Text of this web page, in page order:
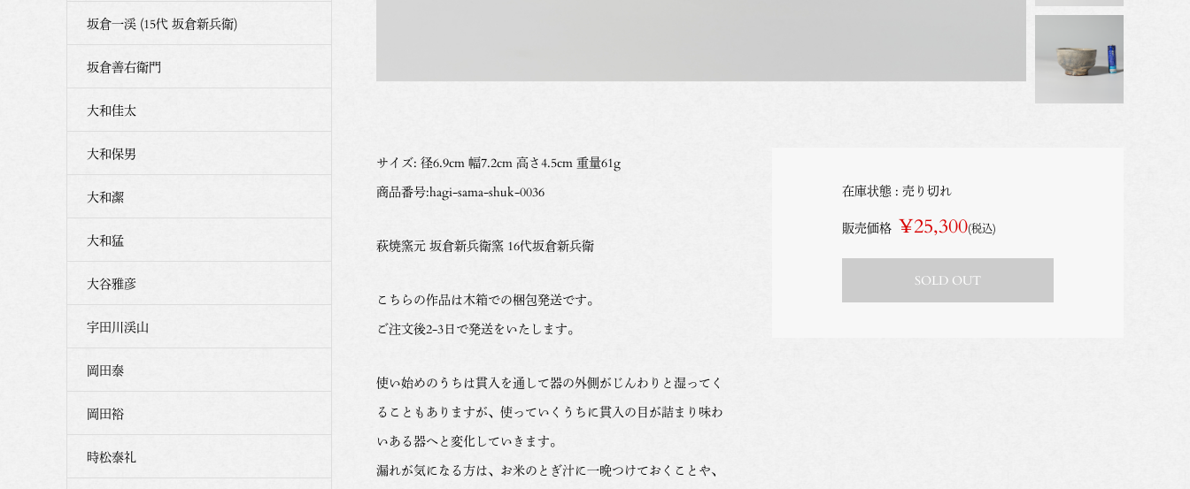
サイズ: 径6.9cm 幅7.2cm 高さ4.5cm 重量61g
商品番号:hagi-sama-shuk-0036
萩焼窯元 坂倉新兵衛窯 16代坂倉新兵衛
こちらの作品は木箱での梱包発送です。
ご注文後2-3日で発送をいたします。
使い始めのうちは貫入を通して器の外側がじんわりと湿ってく
ることもありますが、使っていくうちに貫入の目が詰まり味わ
いある器へと変化していきます。
漏れが気になる方は、お米のとぎ汁に一晩つけておくことや、
在庫状態 : 売り切れ
販売価格 ¥25,300(税込)
SOLD OUT
坂倉一渓 (15代 坂倉新兵衛)
坂倉善右衛門
大和佳太
大和保男
大和潔
大和猛
大谷雅彦
宇田川渓山
岡田泰
岡田裕
時松泰礼